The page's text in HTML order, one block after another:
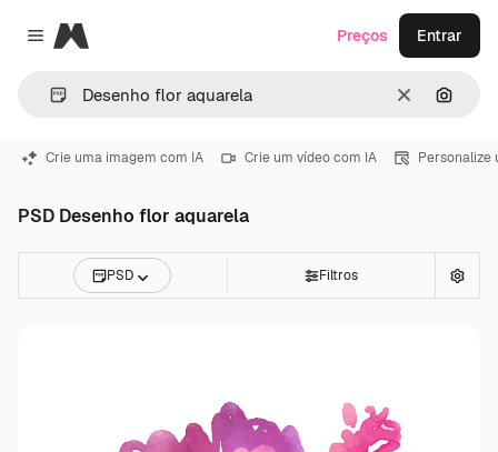
Close menu
Magnific
Limpar
Preços Entrar
Crie uma imagem com IA Crie um vídeo com IA Personalize
PSD Desenho flor aquarela
PSD Filtros